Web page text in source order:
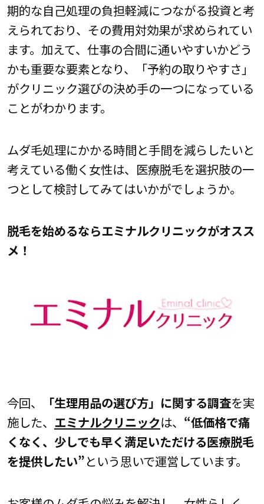
期的な自己処理の負担軽減につながる投資と考
えられており、その費用対効果が求められてい
ます。加えて、仕事の合間に通いやすいかどう
かも重要な要素となり、「予約の取りやすさ」
がクリニック選びの決め手の一つになっている
ことがわかります。
ムダ毛処理にかかる時間と手間を減らしたいと
考えている働く女性は、医療脱毛を選択肢の一
つとして検討してみてはいかがでしょうか。
脱毛を始めるならエミナルクリニックがオスス
メ！
今回、 「生理用品の選び方」に関する調査を実
施した、 エミナルクリニックは、 “低価格で痛
くなく、少しでも早く満足いただける医療脱毛
を提供したい”という思いで運営しています。